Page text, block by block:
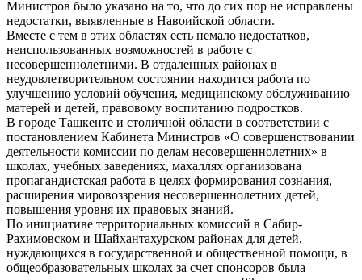
Министров было указано на то, что до сих пор не исправлены
недостатки, выявленные в Навоийской области.
Вместе с тем в этих областях есть немало недостатков,
неиспользованных возможностей в работе с
несовершеннолетними. В отдаленных районах в
неудовлетворительном состоянии находится работа по
улучшению условий обучения, медицинскому обслуживанию
матерей и детей, правовому воспитанию подростков.
В городе Ташкенте и столичной области в соответствии с
постановлением Кабинета Министров «О совершенствовании
деятельности комиссии по делам несовершеннолетних» в
школах, учебных заведениях, махаллях организована
пропагандистская работа в целях формирования сознания,
расширения мировоззрения несовершеннолетних детей,
повышения уровня их правовых знаний.
По инициативе территориальных комиссий в Сабир-
Рахимовском и Шайхантахурском районах для детей,
нуждающихся в государственной и общественной помощи, в
общеобразовательных школах за счет спонсоров была